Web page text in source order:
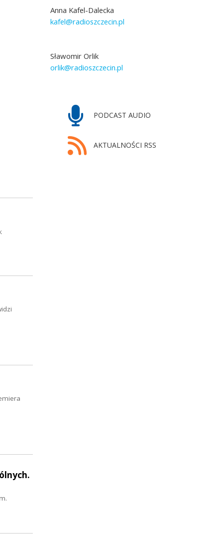
Anna Kafel-Dalecka
kafel@radioszczecin.pl
Sławomir Orlik
orlik@radioszczecin.pl
PODCAST AUDIO
AKTUALNOŚCI RSS